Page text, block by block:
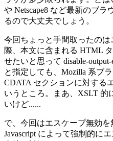
や Netscape8 など最新のブ
るので大丈夫でしょう。
今回ちょっと手間取ったの
際、本文に含まれる HTML
せたいと思って disable-
と指定しても、Mozilla 系ブ
CDATA セクションに対する
いうところ。まあ、XSLT 的
いけど......
で、今回はエスケープ無効
Javascript によって強制的に